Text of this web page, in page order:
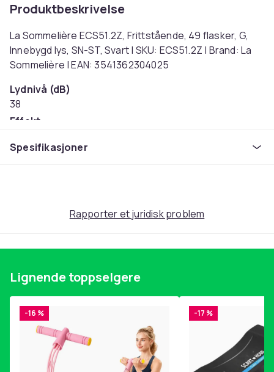
Produktbeskrivelse
La Sommelière ECS51.2Z, Frittstående, 49 flasker, G,
Innebygd lys, SN-ST, Svart | SKU: ECS51.2Z | Brand: La
Sommelière | EAN: 3541362304025
Lydnivå (dB)
38
Effekt
Vekt
Produktsikkerhetsinformasjon
Spesifikasjoner
Rapporter et juridisk problem
Lignende toppselgere
-16 % -17 %